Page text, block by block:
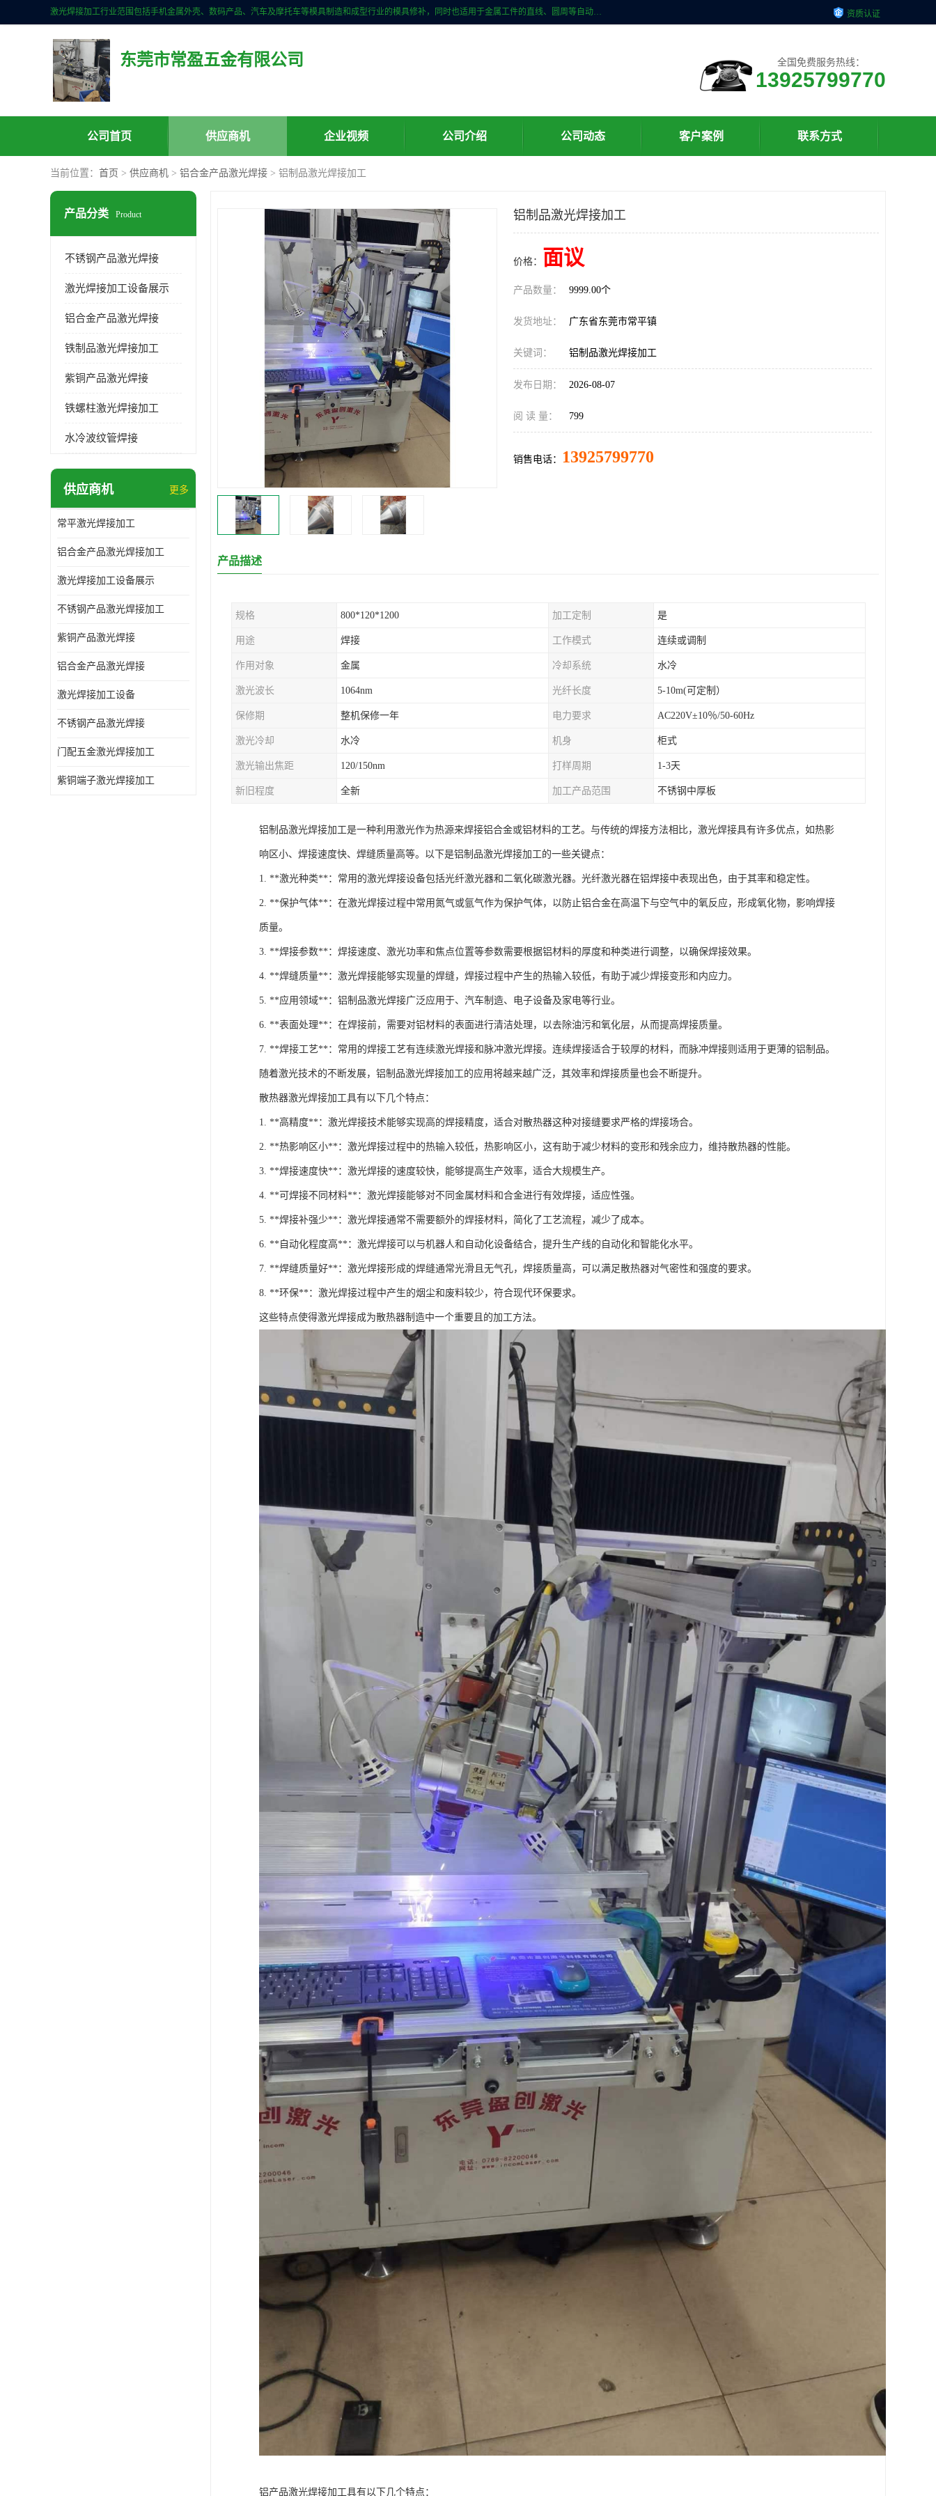
激光焊接加工行业范围包括手机金属外壳、数码产品、汽车及摩托车等模具制造和成型行业的模具修补，同时也适用于金属工件的直线、圆周等自动焊接，常用于手机电池、首饰、电子元件、传感器，钟表、精密机械、通信、工艺品等行业。 资质认证
东莞市常盈五金有限公司 全国免费服务热线：
13925799770
公司首页 供应商机 企业视频 公司介绍 公司动态 客户案例 联系方式
当前位置： 首页 > 供应商机 > 铝合金产品激光焊接 > 铝制品激光焊接加工
产品分类 Product
不锈钢产品激光焊接
激光焊接加工设备展示
铝合金产品激光焊接
铁制品激光焊接加工
紫铜产品激光焊接
铁螺柱激光焊接加工
水冷波纹管焊接
供应商机 更多
常平激光焊接加工
铝合金产品激光焊接加工
激光焊接加工设备展示
不锈钢产品激光焊接加工
紫铜产品激光焊接
铝合金产品激光焊接
激光焊接加工设备
不锈钢产品激光焊接
门配五金激光焊接加工
紫铜端子激光焊接加工
铝制品激光焊接加工
价格： 面议
产品数量： 9999.00个
发货地址： 广东省东莞市常平镇
关键词： 铝制品激光焊接加工
发布日期： 2026-08-07
阅 读 量： 799
销售电话： 13925799770
产品描述
规格 800*120*1200 加工定制 是
用途 焊接 工作模式 连续或调制
作用对象 金属 冷却系统 水冷
激光波长 1064nm 光纤长度 5-10m(可定制）
保修期 整机保修一年 电力要求 AC220V±10％/50-60Hz
激光冷却 水冷 机身 柜式
激光输出焦距 120/150nm 打样周期 1-3天
新旧程度 全新 加工产品范围 不锈钢中厚板
铝制品激光焊接加工是一种利用激光作为热源来焊接铝合金或铝材料的工艺。与传统的焊接方法相比，激光焊接具有许多优点，如热影
响区小、焊接速度快、焊缝质量高等。以下是铝制品激光焊接加工的一些关键点：
1. **激光种类**：常用的激光焊接设备包括光纤激光器和二氧化碳激光器。光纤激光器在铝焊接中表现出色，由于其率和稳定性。
2. **保护气体**：在激光焊接过程中常用氮气或氩气作为保护气体，以防止铝合金在高温下与空气中的氧反应，形成氧化物，影响焊接
质量。
3. **焊接参数**：焊接速度、激光功率和焦点位置等参数需要根据铝材料的厚度和种类进行调整，以确保焊接效果。
4. **焊缝质量**：激光焊接能够实现量的焊缝，焊接过程中产生的热输入较低，有助于减少焊接变形和内应力。
5. **应用领域**：铝制品激光焊接广泛应用于、汽车制造、电子设备及家电等行业。
6. **表面处理**：在焊接前，需要对铝材料的表面进行清洁处理，以去除油污和氧化层，从而提高焊接质量。
7. **焊接工艺**：常用的焊接工艺有连续激光焊接和脉冲激光焊接。连续焊接适合于较厚的材料，而脉冲焊接则适用于更薄的铝制品。
随着激光技术的不断发展，铝制品激光焊接加工的应用将越来越广泛，其效率和焊接质量也会不断提升。
散热器激光焊接加工具有以下几个特点：
1. **高精度**：激光焊接技术能够实现高的焊接精度，适合对散热器这种对接缝要求严格的焊接场合。
2. **热影响区小**：激光焊接过程中的热输入较低，热影响区小，这有助于减少材料的变形和残余应力，维持散热器的性能。
3. **焊接速度快**：激光焊接的速度较快，能够提高生产效率，适合大规模生产。
4. **可焊接不同材料**：激光焊接能够对不同金属材料和合金进行有效焊接，适应性强。
5. **焊接补强少**：激光焊接通常不需要额外的焊接材料，简化了工艺流程，减少了成本。
6. **自动化程度高**：激光焊接可以与机器人和自动化设备结合，提升生产线的自动化和智能化水平。
7. **焊缝质量好**：激光焊接形成的焊缝通常光滑且无气孔，焊接质量高，可以满足散热器对气密性和强度的要求。
8. **环保**：激光焊接过程中产生的烟尘和废料较少，符合现代环保要求。
这些特点使得激光焊接成为散热器制造中一个重要且的加工方法。
铝产品激光焊接加工具有以下几个特点：